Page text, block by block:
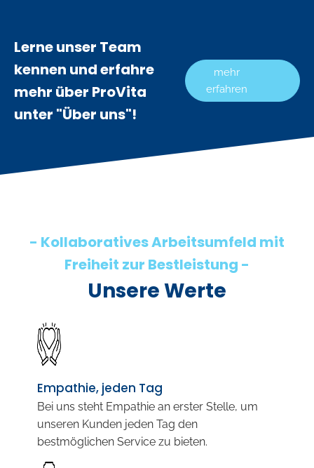
Lerne unser Team
kennen und erfahre
mehr über ProVita
unter "Über uns"!
mehr
erfahren
- Kollaboratives Arbeitsumfeld mit
Freiheit zur Bestleistung -
Unsere Werte
Empathie, jeden Tag
Bei uns steht Empathie an erster Stelle, um
unseren Kunden jeden Tag den
bestmöglichen Service zu bieten.